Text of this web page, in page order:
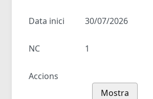
Data inici 30/07/2026
NC 1
Accions
Mostra